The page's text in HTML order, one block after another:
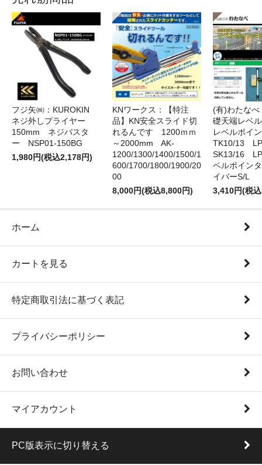
フジ矢㈱：KUROKIN
ネジ外しプライヤー
150mm ネジバスタ
ー NSP01-150BG
1,980円(税込2,178円)
KNワークス：【特注
品】KN安全スライド切
れるんです 1200ｍｍ
～2000mm AK-
1200/1300/1400/1500/1
600/1700/1800/1900/20
00
8,000円(税込8,800円)
(有)わたな
礎天端レベ
レベルポイ
TK10/13
SK13/16
ベルポイン
イバーS/L
3,410円(税
ホーム
カートを見る
特定商取引法に基づく表記
プライバシーポリシー
お問い合わせ
マイアカウント
PC版表示に切り替える